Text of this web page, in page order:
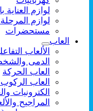
لوازم العناية
لوازم المرحلة
مستحضرات
العاب
الألعاب
الدمى
العاب الحركة
العاب
الكترونيات
المراجيح